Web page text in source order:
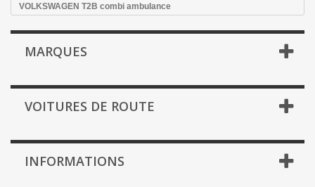
VOLKSWAGEN T2B combi ambulance
MARQUES
VOITURES DE ROUTE
INFORMATIONS